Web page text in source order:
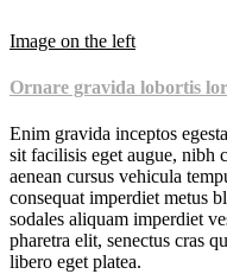
Image on the left
Ornare gravida lobortis
Enim gravida inceptos
sit facilisis eget augue, nibh
aenean cursus vehicula
consequat imperdiet metus
sodales aliquam imperdiet
pharetra elit, senectus cras
libero eget platea.